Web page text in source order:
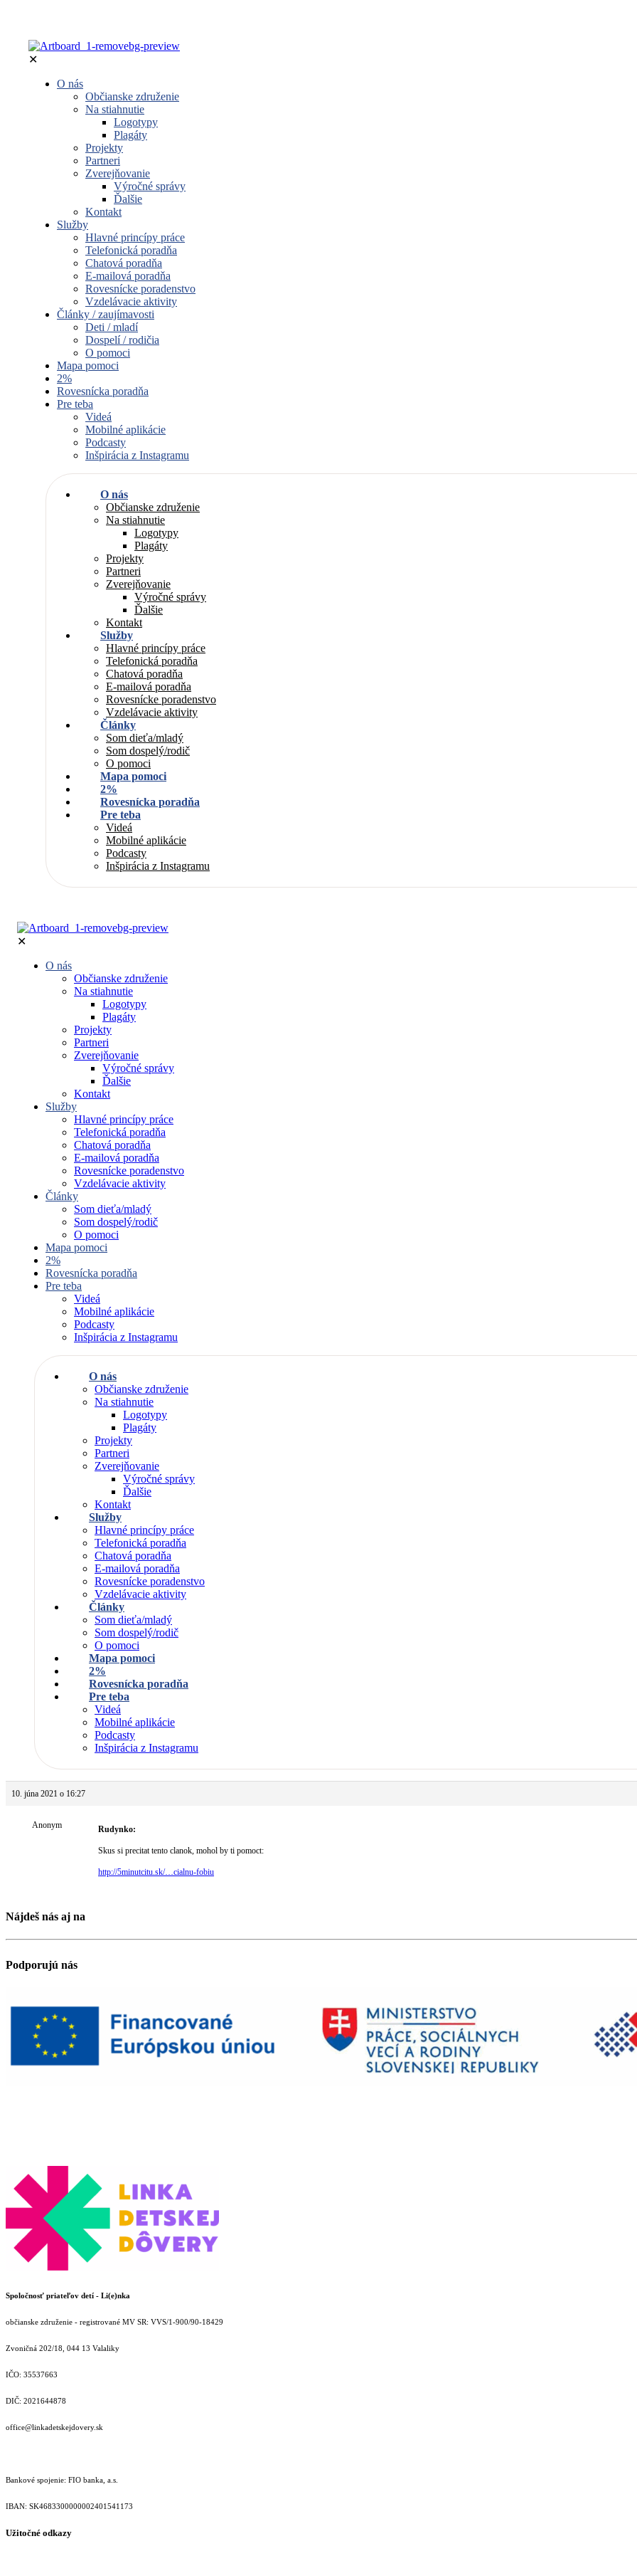
✕
O nás
Občianske združenie
Na stiahnutie
Logotypy
Plagáty
Projekty
Partneri
Zverejňovanie
Výročné správy
Ďalšie
Kontakt
Služby
Hlavné princípy práce
Telefonická poradňa
Chatová poradňa
E-mailová poradňa
Rovesnícke poradenstvo
Vzdelávacie aktivity
Články / zaujímavosti
Deti / mladí
Dospelí / rodičia
O pomoci
Mapa pomoci
2%
Rovesnícka poradňa
Pre teba
Videá
Mobilné aplikácie
Podcasty
Inšpirácia z Instagramu
O nás
Občianske združenie
Na stiahnutie
Logotypy
Plagáty
Projekty
Partneri
Zverejňovanie
Výročné správy
Ďalšie
Kontakt
Služby
Hlavné princípy práce
Telefonická poradňa
Chatová poradňa
E-mailová poradňa
Rovesnícke poradenstvo
Vzdelávacie aktivity
Články
Som dieťa/mladý
Som dospelý/rodič
O pomoci
Mapa pomoci
2%
Rovesnícka poradňa
Pre teba
Videá
Mobilné aplikácie
Podcasty
Inšpirácia z Instagramu
✕
O nás
Občianske združenie
Na stiahnutie
Logotypy
Plagáty
Projekty
Partneri
Zverejňovanie
Výročné správy
Ďalšie
Kontakt
Služby
Hlavné princípy práce
Telefonická poradňa
Chatová poradňa
E-mailová poradňa
Rovesnícke poradenstvo
Vzdelávacie aktivity
Články
Som dieťa/mladý
Som dospelý/rodič
O pomoci
Mapa pomoci
2%
Rovesnícka poradňa
Pre teba
Videá
Mobilné aplikácie
Podcasty
Inšpirácia z Instagramu
O nás
Občianske združenie
Na stiahnutie
Logotypy
Plagáty
Projekty
Partneri
Zverejňovanie
Výročné správy
Ďalšie
Kontakt
Služby
Hlavné princípy práce
Telefonická poradňa
Chatová poradňa
E-mailová poradňa
Rovesnícke poradenstvo
Vzdelávacie aktivity
Články
Som dieťa/mladý
Som dospelý/rodič
O pomoci
Mapa pomoci
2%
Rovesnícka poradňa
Pre teba
Videá
Mobilné aplikácie
Podcasty
Inšpirácia z Instagramu
10. júna 2021 o 16:27
Anonym Rudynko:
Skus si precitat tento clanok, mohol by ti pomoct:
http://5minutcitu.sk/…cialnu-fobiu
Nájdeš nás aj na
Podporujú nás
Spoločnosť priateľov detí - Li(e)nka
občianske združenie - registrované MV SR: VVS/1-900/90-18429
Zvoničná 202/18, 044 13 Valaliky
IČO: 35537663
DIČ: 2021644878
office@linkadetskejdovery.sk
Bankové spojenie: FIO banka, a.s.
IBAN: SK46833000000­02401541173
Užitočné odkazy